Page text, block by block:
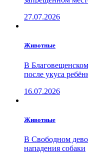
27.07.2026
Животные
В
после укуса
16.07.2026
Животные
В Свободном
нападения собаки